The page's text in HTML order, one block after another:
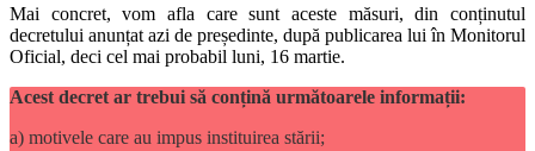
Mai concret, vom afla care sunt aceste măsuri, din conținutul
decretului anunțat azi de președinte, după publicarea lui în Monitorul
Oficial, deci cel mai probabil luni, 16 martie.
Acest decret ar trebui să conțină următoarele informații:
a) motivele care au impus instituirea stării;